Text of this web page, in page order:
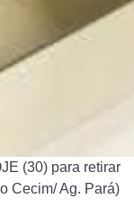
(30) para retirar
Cecim/ Ag. Pará)